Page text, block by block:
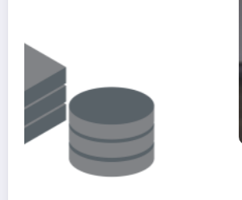
Interviews de UX architects :
leur rôle et impact dans le